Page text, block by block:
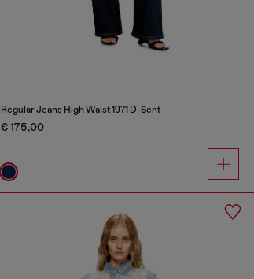
Regular Jeans High Waist 1971 D-Sent
€ 175,00